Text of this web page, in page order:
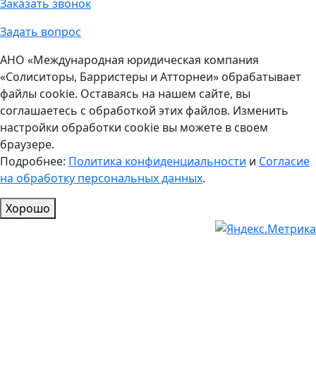
Заказать звонок
Задать вопрос
АНО «Международная юридическая компания
«Солиситоры, Барристеры и Атторнеи» обрабатывает
файлы cookie. Оставаясь на нашем сайте, вы
соглашаетесь с обработкой этих файлов. Изменить
настройки обработки cookie вы можете в своем
браузере.
Подробнее: Политика конфиденциальности и Согласие
на обработку персональных данных.
Хорошо